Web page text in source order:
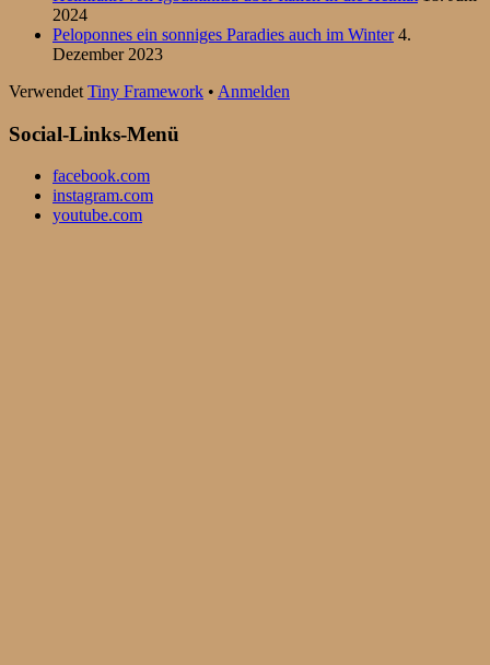
2024
Peloponnes ein sonniges Paradies auch im Winter 4.
Dezember 2023
Verwendet Tiny Framework • Anmelden
Social-Links-Menü
facebook.com
instagram.com
youtube.com